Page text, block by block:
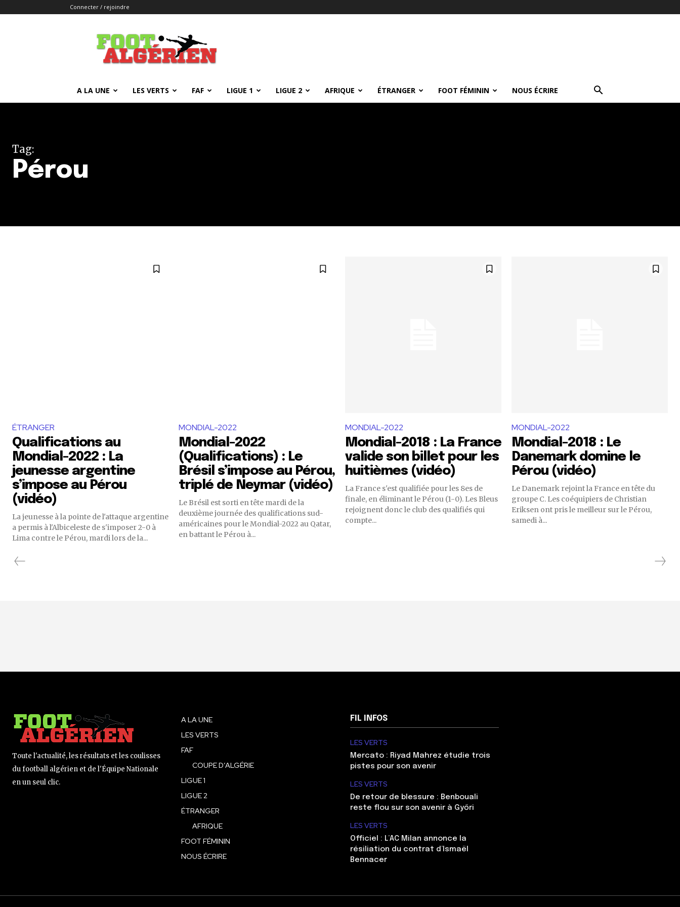
Connecter / rejoindre
FOOTALGERIEN
A LA UNE LES VERTS FAF LIGUE 1 LIGUE 2 AFRIQUE ÉTRANGER FOOT FÉMININ NOUS ÉCRIRE
Tag:
Pérou
ÉTRANGER
Qualifications au
Mondial-2022 : La
jeunesse argentine
s’impose au Pérou
(vidéo)
La jeunesse à la pointe de l'attaque argentine
a permis à l'Albiceleste de s'imposer 2-0 à
Lima contre le Pérou, mardi lors de la...
MONDIAL-2022
Mondial-2022
(Qualifications) : Le
Brésil s’impose au Pérou,
triplé de Neymar (vidéo)
Le Brésil est sorti en tête mardi de la
deuxième journée des qualifications sud-
américaines pour le Mondial-2022 au Qatar,
en battant le Pérou à...
MONDIAL-2022
Mondial-2018 : La France
valide son billet pour les
huitièmes (vidéo)
La France s'est qualifiée pour les 8es de
finale, en éliminant le Pérou (1-0). Les Bleus
rejoignent donc le club des qualifiés qui
compte...
MONDIAL-2022
Mondial-2018 : Le
Danemark domine le
Pérou (vidéo)
Le Danemark rejoint la France en tête du
groupe C. Les coéquipiers de Christian
Eriksen ont pris le meilleur sur le Pérou,
samedi à...
Toute l'actualité, les résultats et les coulisses
du football algérien et de l'Équipe Nationale
en un seul clic.
A LA UNE
LES VERTS
FAF
COUPE D’ALGÉRIE
LIGUE 1
LIGUE 2
ÉTRANGER
AFRIQUE
FOOT FÉMININ
NOUS ÉCRIRE
FIL INFOS
LES VERTS
Mercato : Riyad Mahrez étudie trois
pistes pour son avenir
LES VERTS
De retour de blessure : Benbouali
reste flou sur son avenir à Győri
LES VERTS
Officiel : L’AC Milan annonce la
résiliation du contrat d’Ismaël
Bennacer